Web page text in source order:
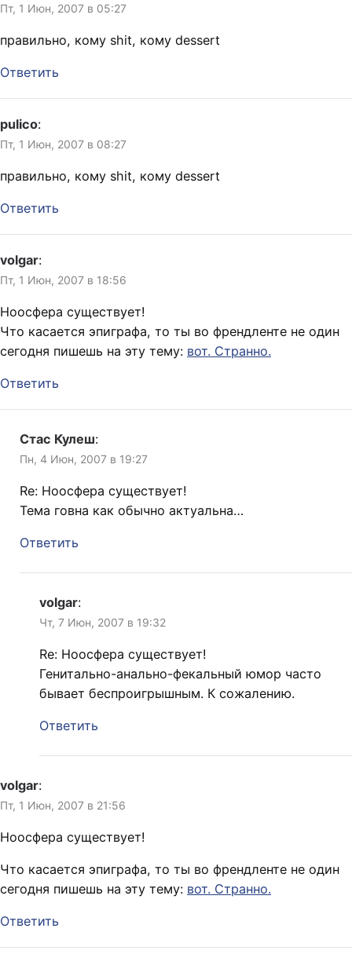
Пт, 1 Июн, 2007 в 05:27
правильно, кому shit, кому dessert
Ответить
pulico:
Пт, 1 Июн, 2007 в 08:27
правильно, кому shit, кому dessert
Ответить
volgar:
Пт, 1 Июн, 2007 в 18:56
Ноосфера существует!
Что касается эпиграфа, то ты во френдленте не один
сегодня пишешь на эту тему: вот. Странно.
Ответить
Стас Кулеш:
Пн, 4 Июн, 2007 в 19:27
Re: Ноосфера существует!
Тема говна как обычно актуальна…
Ответить
volgar:
Чт, 7 Июн, 2007 в 19:32
Re: Ноосфера существует!
Генитально-анально-фекальный юмор часто
бывает беспроигрышным. К сожалению.
Ответить
volgar:
Пт, 1 Июн, 2007 в 21:56
Ноосфера существует!
Что касается эпиграфа, то ты во френдленте не один
сегодня пишешь на эту тему: вот. Странно.
Ответить